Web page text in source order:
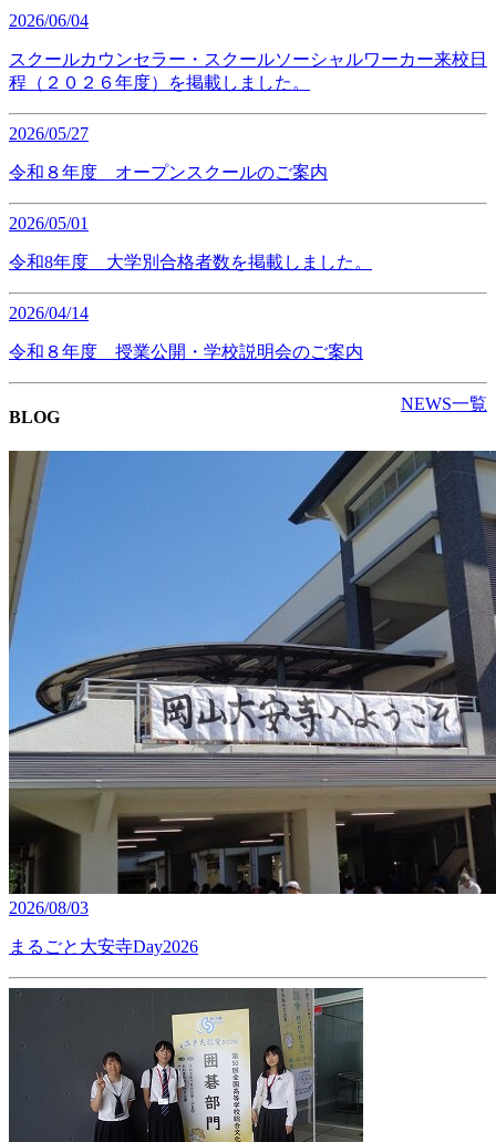
2026/06/04
スクールカウンセラー・スクールソーシャルワーカー来校日
程（２０２６年度）を掲載しました。
2026/05/27
令和８年度 オープンスクールのご案内
2026/05/01
令和8年度 大学別合格者数を掲載しました。
2026/04/14
令和８年度 授業公開・学校説明会のご案内
NEWS一覧
BLOG
2026/08/03
まるごと大安寺Day2026